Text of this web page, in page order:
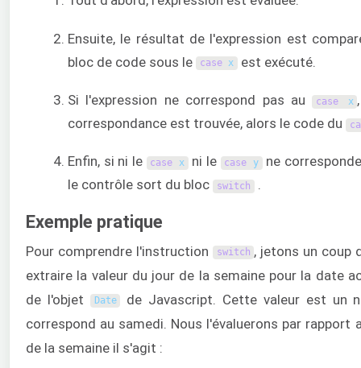
Ensuite, le résultat de l'expression est
bloc de code sous le
case x est exécuté.
Si l'expression ne correspond pas au case x
correspondance est trouvée, alors le code du
Enfin, si ni le case x ni le case y ne
le contrôle sort du bloc
switch .
Exemple pratique
Pour comprendre l'instruction switch , jetons un coup
extraire la valeur du jour de la semaine pour la date
de l'objet
Date
de Javascript. Cette valeur est un
correspond au samedi. Nous l'évaluerons par rapport
de la semaine il s'agit :